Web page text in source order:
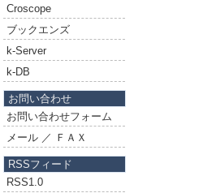
Croscope
ブックエンズ
k-Server
k-DB
お問い合わせ
お問い合わせフォーム
メール ／ ＦＡＸ
RSSフィード
RSS1.0